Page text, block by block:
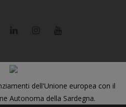
dell'Unione europea con il
Autonoma della Sardegna.